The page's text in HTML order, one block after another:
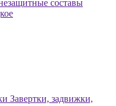
составы
Завертки, задвижки,